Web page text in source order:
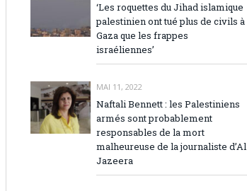
‘Les roquettes du Jihad islamique
palestinien ont tué plus de civils à
Gaza que les frappes
israéliennes’
MAI 11, 2022
Naftali Bennett : les Palestiniens
armés sont probablement
responsables de la mort
malheureuse de la journaliste d’Al
Jazeera